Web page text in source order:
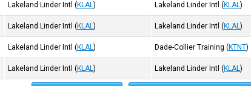
Lakeland Linder Intl (KLAL) Lakeland Linder Intl (KLAL)
Lakeland Linder Intl (KLAL) Lakeland Linder Intl (KLAL)
Lakeland Linder Intl (KLAL) Dade-Collier Training (KTNT)
Lakeland Linder Intl (KLAL) Lakeland Linder Intl (KLAL)